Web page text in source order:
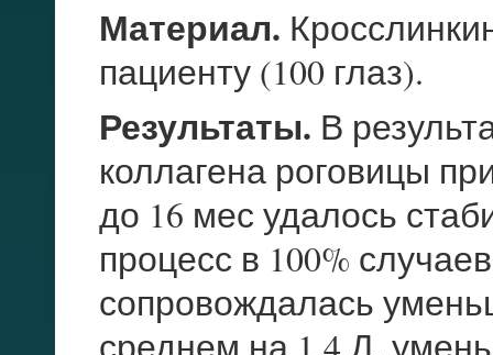
Материал.
пациенту (100 глаз).
Результаты. В
коллагена роговицы
до 16 мес удалось
процесс в 100%
сопровождалась